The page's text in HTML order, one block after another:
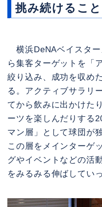
挑み続けるこ
横浜DeNAベイスタ
ら集客ターゲットを「
絞り込み、成功を収め
る。アクティブサラリ
てから飲みに出かけた
ーツを楽しんだりする
マン層」として球団が
この層をメインターゲ
グやイベントなどの活
をみるみる伸ばしていっ